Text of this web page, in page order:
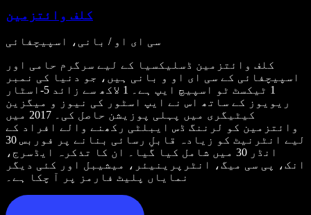
کلف وائتزمین
سی ای او / بانی، اسپیچفائی
کلف وائتزمین ڈسلیکسیا کے لیے سرگرم حامی اور
اسپیچفائی کے سی ای او و بانی ہیں، جو دنیا کی نمبر
1 ٹیکسٹ ٹو اسپیچ ایپ ہے۔ 1 لاکھ سے زائد 5-اسٹار
ریویوز کے ساتھ اس نے ایپ اسٹور کی نیوز و میگزین
کیٹیگری میں پہلی پوزیشن حاصل کی۔ 2017 میں
وائتزمین کو لرننگ ڈس ایبلٹی رکھنے والے افراد کے
لیے انٹرنیٹ کو زیادہ قابلِ رسائی بنانے پر فوربس 30
انڈر 30 میں شامل کیا گیا۔ ان کا تذکرہ ایڈسرج،
انک، پی سی میگ، انٹرپرینیئر، میشیبل اور کئی دیگر
نمایاں پلیٹ فارمز پر آ چکا ہے۔